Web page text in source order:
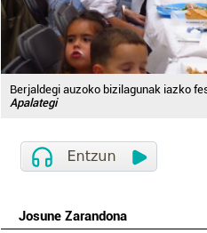
Berjaldegi auzoko bizilagunak iazko
Apalategi
Josune Zarandona